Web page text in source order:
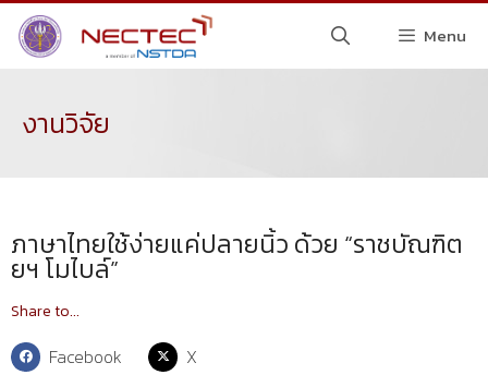
Menu
งานวิจัย
ภาษาไทยใช้ง่ายแค่ปลายนิ้ว ด้วย “ราชบัณฑิต
ยฯ โมไบล์”
Share to...
Facebook X